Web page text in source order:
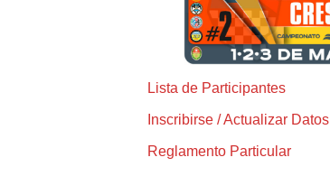
Lista de Participantes
Inscribirse / Actualizar Datos
Reglamento Particular